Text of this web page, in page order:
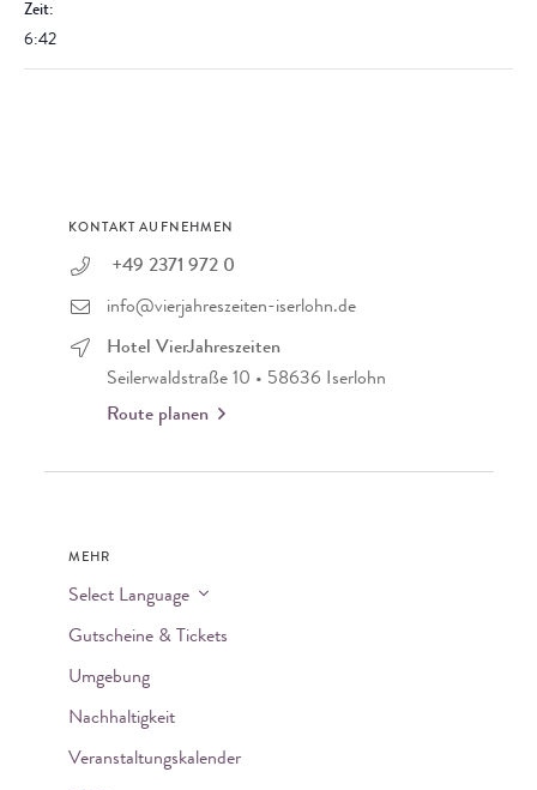
Zeit:
6:42
KONTAKT AUFNEHMEN
+49 2371 972 0
info@vierjahreszeiten-iserlohn.de
Hotel VierJahreszeiten
Seilerwaldstraße 10 • 58636 Iserlohn
Route planen
MEHR
Select Language
Gutscheine & Tickets
Umgebung
Nachhaltigkeit
Veranstaltungskalender